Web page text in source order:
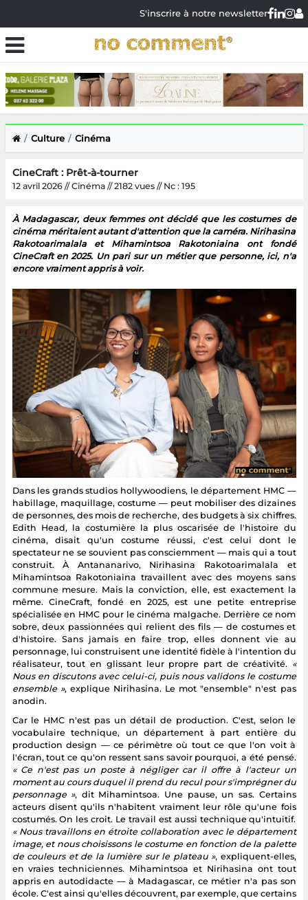
S'inscrire à notre newsletter
Culture Cinéma
CineCraft : Prêt-à-tourner
12 avril 2026 // Cinéma // 2182 vues // Nc : 195
À Madagascar, deux femmes ont décidé que les costumes de
cinéma méritaient autant d'attention que la caméra. Nirihasina
Rakotoarimalala et Mihamintsoa Rakotoniaina ont fondé
CineCraft en 2025. Un pari sur un métier que personne, ici, n'a
encore vraiment appris à voir.
Dans les grands studios hollywoodiens, le département HMC —
habillage, maquillage, costume — peut mobiliser des dizaines
de personnes, des mois de recherche, des budgets à six chiffres.
Edith Head, la costumière la plus oscarisée de l'histoire du
cinéma, disait qu'un costume réussi, c'est celui dont le
spectateur ne se souvient pas consciemment — mais qui a tout
construit. À Antananarivo, Nirihasina Rakotoarimalala et
Mihamintsoa Rakotoniaina travaillent avec des moyens sans
commune mesure. Mais la conviction, elle, est exactement la
même. CineCraft, fondé en 2025, est une petite entreprise
spécialisée en HMC pour le cinéma malgache. Derrière ce nom
sobre, deux passionnées qui relient des fils — de costumes et
d'histoire. Sans jamais en faire trop, elles donnent vie au
personnage, lui construisent une identité fidèle à l'intention du
réalisateur, tout en glissant leur propre part de créativité. «
Nous en discutons avec celui-ci, puis nous validons le costume
ensemble », explique Nirihasina. Le mot "ensemble" n'est pas
anodin.
Car le HMC n'est pas un détail de production. C'est, selon le
vocabulaire technique, un département à part entière du
production design — ce périmètre où tout ce que l'on voit à
l'écran, tout ce qu'on ressent sans savoir pourquoi, a été pensé.
« Ce n'est pas un poste à négliger car il offre à l'acteur un
moment au cours duquel il prend du recul pour s'imprégner du
personnage », dit Mihamintsoa. Une pause, un sas. Certains
acteurs disent qu'ils n'habitent vraiment leur rôle qu'une fois
costumés. On les croit. Le travail est aussi technique qu'intuitif.
« Nous travaillons en étroite collaboration avec le département
image, et nous choisissons le costume en fonction de la palette
de couleurs et de la lumière sur le plateau », expliquent-elles,
en vraies techniciennes. Mihamintsoa et Nirihasina ont tout
appris en autodidacte — à Madagascar, ce métier n'a pas son
école. C'est ainsi qu'elles découvrent, par exemple, que certains